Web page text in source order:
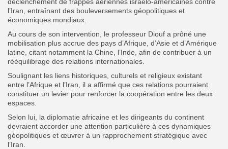
l’Iran, entraînant des bouleversements géopolitiques et
économiques mondiaux.
Au cours de son intervention, le professeur Diouf a prôné une
mobilisation plus accrue des pays d’Afrique, d’Asie et d’Amérique
latine, citant notamment la Chine, l’Inde, afin de contribuer à un
rééquilibrage des relations internationales.
Soulignant les liens historiques, culturels et religieux existant
entre l’Afrique et l’Iran, il a affirmé que ces relations pourraient
constituer un levier pour renforcer la coopération entre les deux
espaces.
Selon lui, la diplomatie africaine et les dirigeants du continent
devraient accorder une attention particulière à ces dynamiques
géopolitiques et œuvrer à un rapprochement stratégique avec
l’Iran.